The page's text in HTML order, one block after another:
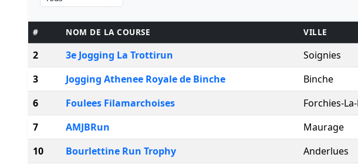
# NOM DE LA COURSE VILLE
2 3e Jogging La Trottirun Soignies
3 Jogging Athenee Royale de Binche Binche
6 Foulees Filamarchoises Forchies-
7
AMJBRun Maurage
10 Bourlettine Run Trophy Anderlues